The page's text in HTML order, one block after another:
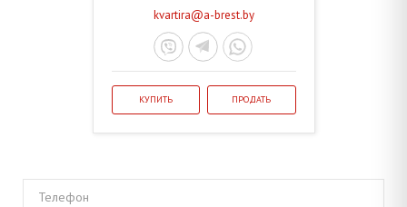
kvartira@a-brest.by
КУПИТЬ ПРОДАТЬ
Телефон